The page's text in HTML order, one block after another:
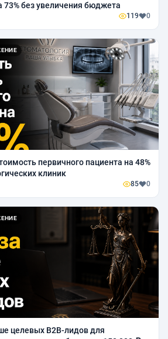
73% без увеличения бюджета
119 0
первичного пациента на 48%
клиник
85 0
целевых B2B-лидов для